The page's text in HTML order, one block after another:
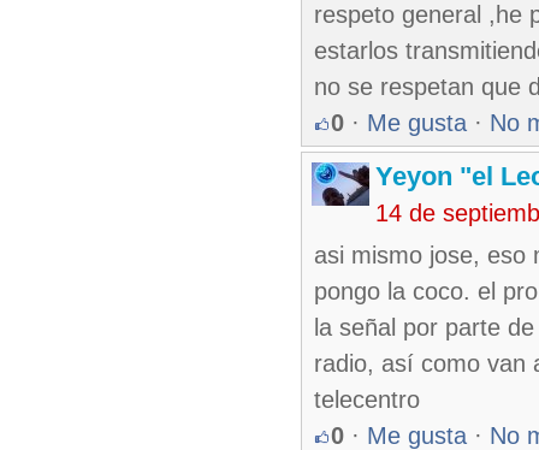
respeto general ,he
estarlos
no se respetan que
0 · Me gusta · No
Yeyon "el
14 de
asi mismo jose, eso
pongo la coco. el
la señal por parte
radio, así como van
telecentro
0 · Me gusta · No